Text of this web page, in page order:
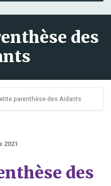
des
parenthèse des Aidants
2021
des